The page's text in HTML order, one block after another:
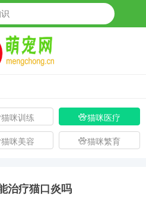
猫咪训练 猫咪医疗
猫咪美容 猫咪繁育
治疗猫口炎吗